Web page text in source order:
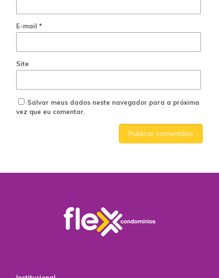
E-mail *
Site
Salvar meus dados neste navegador para a próxima
vez que eu comentar.